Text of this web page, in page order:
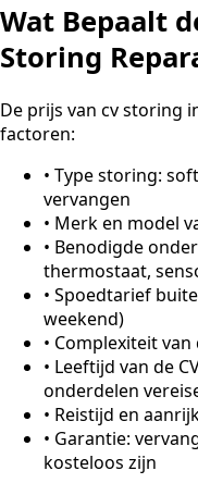
Wat Bepaalt
Storing
De prijs van cv storing
factoren:
• Type storing:
vervangen
• Merk en model
• Benodigde
thermostaat,
• Spoedtarief
weekend)
• Complexiteit
• Leeftijd van de
onderdelen
• Reistijd en
• Garantie:
kosteloos zijn